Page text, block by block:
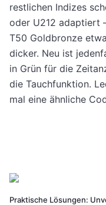
restlichen Indizes
oder U212 adaptiert
T50 Goldbronze
dicker. Neu ist
in Grün für die
die Tauchfunktion.
mal eine ähnliche
Praktische Lösungen: